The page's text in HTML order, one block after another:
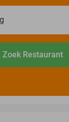
Zoek Restaurant